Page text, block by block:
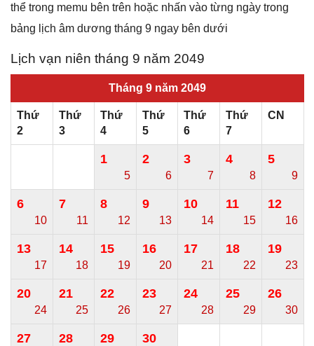
thể trong memu bên trên hoặc nhấn vào từng ngày trong
bảng lịch âm dương tháng 9 ngay bên dưới
Lịch vạn niên tháng 9 năm 2049
Tháng 9 năm 2049
Thứ
2
Thứ
3
Thứ
4
Thứ
5
Thứ
6
Thứ
7
CN
1
5
2
6
3
7
4
8
5
9
6
10
7
11
8
12
9
13
10
14
11
15
12
16
13
17
14
18
15
19
16
20
17
21
18
22
19
23
20
24
21
25
22
26
23
27
24
28
25
29
26
30
27 28 29 30